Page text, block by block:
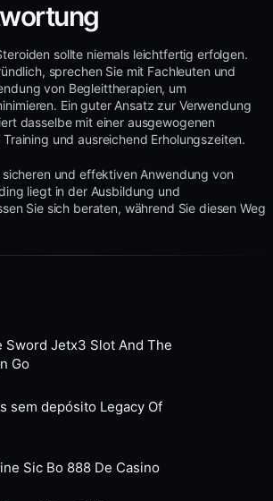
sollte niemals leichtfertig erfolgen.
sprechen Sie mit Fachleuten und
von Begleittherapien, um
Ein guter Ansatz zur Verwendung
dasselbe mit einer ausgewogenen
und ausreichend Erholungszeiten.
sicheren und effektiven Anwendung von
liegt in der Ausbildung und
Sie sich beraten, während Sie diesen Weg
Sword Jetx3 Slot And The
Go
sem depósito Legacy Of
Sic Bo 888 De Casino